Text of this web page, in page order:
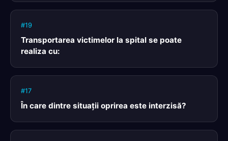
#19
Transportarea victimelor la spital se poate
realiza cu:
#17
În care dintre situaţii oprirea este interzisă?